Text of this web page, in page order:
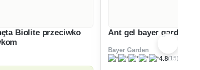
Biolite przeciwko
Ant gel bayer garden
Bayer Garden
4.8(15)